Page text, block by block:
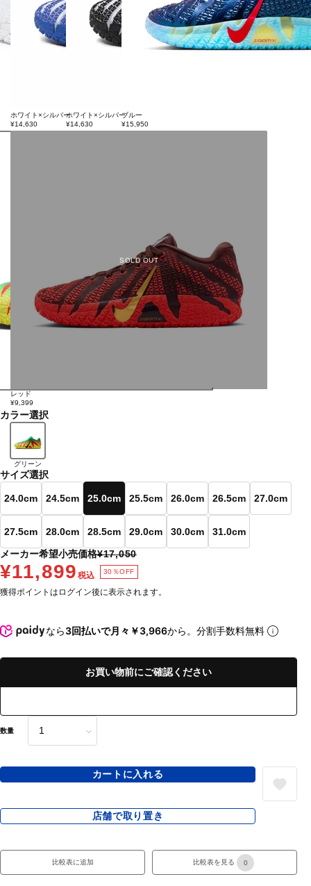
ホワイト×シルバー
¥14,630
ホワイト×シルバー
¥14,630
ブルー
¥15,950
SOLD OUT
レッド
¥9,399
カラー選択
グリーン
サイズ選択
24.0cm 24.5cm 25.0cm 25.5cm 26.0cm 26.5cm 27.0cm
27.5cm 28.0cm 28.5cm 29.0cm 30.0cm
31.0cm
メーカー希望小売価格¥17,050
¥11,899 税込 30％OFF
獲得ポイントはログイン後に表示されます。
なら3回払いで月々￥3,966から。分割手数料無料
お買い物前にご確認ください
数量
カートに入れる
店舗で取り置き
比較表に追加 比較表を見る 0